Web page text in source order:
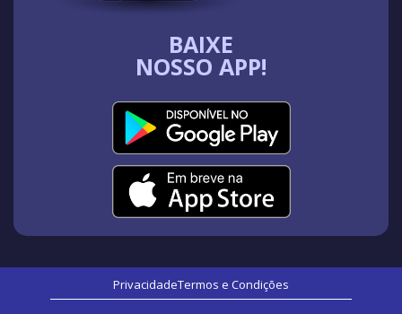
BAIXE
NOSSO APP!
PrivacidadeTermos e Condições